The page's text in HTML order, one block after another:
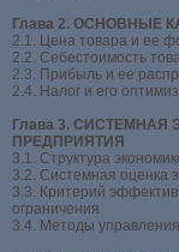
Глава 2. ОСНОВНЫЕ
2.1. Цена товара и ее
2.2. Себестоимость
2.3. Прибыль и ее
2.4. Налог и его
Глава 3.
ПРЕДПРИЯТИЯ
3.1. Структура
3.2. Системная оценка
3.3. Критерий
ограничения
3.4. Методы